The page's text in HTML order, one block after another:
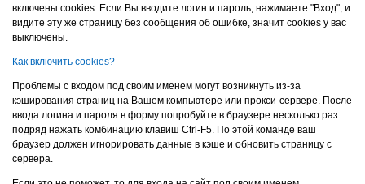
включены cookies. Если Вы вводите логин и пароль, нажимаете "Вход", и
видите эту же страницу без сообщения об ошибке, значит cookies у вас
выключены.
Как включить cookies?
Проблемы с входом под своим именем могут возникнуть из-за
кэширования страниц на Вашем компьютере или прокси-сервере. После
ввода логина и пароля в форму попробуйте в браузере несколько раз
подряд нажать комбинацию клавиш Ctrl-F5. По этой команде ваш
браузер должен игнорировать данные в кэше и обновить страницу с
сервера.